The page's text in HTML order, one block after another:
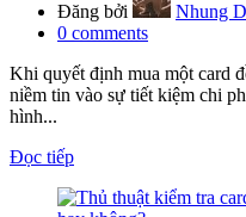
Đăng bởi
Nhung
0 comments
Khi quyết định mua một card
niềm tin vào sự tiết kiệm chi
hình...
Đọc tiếp